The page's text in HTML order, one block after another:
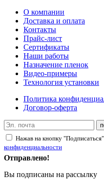
О компании
Доставка и оплата
Контакты
Прайс-лист
Сертификаты
Наши работы
Назначение пленок
Видео-примеры
Технология установки
Политика
Договор-оферта
Нажав на кнопку
конфиденциальности
Отправлено!
Вы подписаны на рассылку